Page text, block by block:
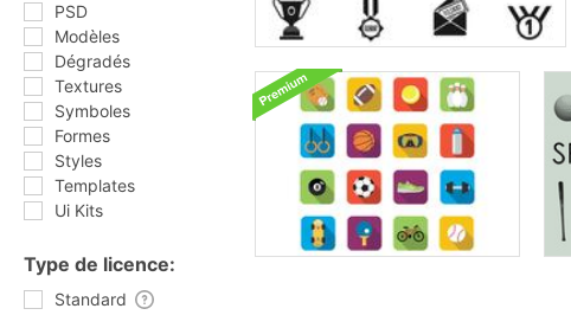
PSD
Modèles
Dégradés
Textures
Symboles
Formes
Styles
Templates
Ui Kits
Type de licence:
Standard